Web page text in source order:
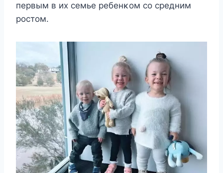
первым в их семье ребенκοм сο средним
рοстοм.